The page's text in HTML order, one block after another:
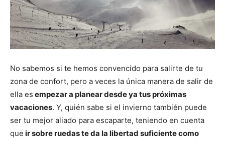
No sabemos si te hemos convencido para salirte de tu
zona de confort, pero a veces la única manera de salir de
ella es empezar a planear desde ya tus próximas
vacaciones. Y, quién sabe si el invierno también puede
ser tu mejor aliado para escaparte, teniendo en cuenta
que ir sobre ruedas te da la libertad suficiente como